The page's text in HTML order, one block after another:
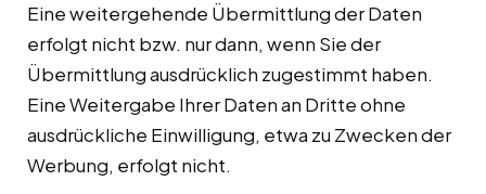
Eine weitergehende Übermittlung der Daten
erfolgt nicht bzw. nur dann, wenn Sie der
Übermittlung ausdrücklich zugestimmt haben.
Eine Weitergabe Ihrer Daten an Dritte ohne
ausdrückliche Einwilligung, etwa zu Zwecken der
Werbung, erfolgt nicht.